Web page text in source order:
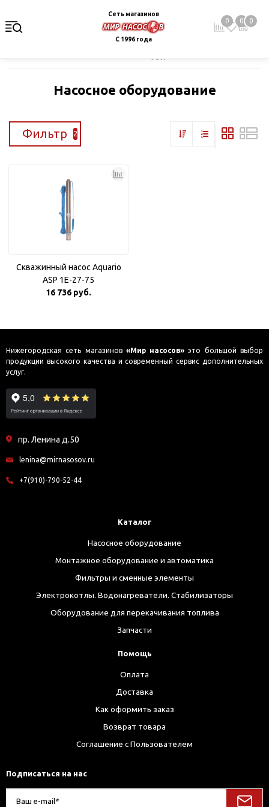
Сеть магазинов
С 1996 года
0 0 0
Насосное оборудование
Фильтр 2
Скважинный насос Aquario
ASP 1E-27-75
16 736 руб.
Нижегородская сеть магазинов «Мир насосов» это большой выбор
продукции высокого качества и современный сервис дополнительных
услуг.
пр. Ленина д.50
lenina@mirnasosov.ru
+7(910)-790-52-44
Каталог
Насосное оборудование
Монтажное оборудование и автоматика
Фильтры и сменные элементы
Электрокотлы. Водонагреватели. Стабилизаторы
Оборудование для перекачивания топлива
Запчасти
Помощь
Оплата
Доставка
Как оформить заказ
Возврат товара
Соглашение с Пользователем
Подписаться на нас